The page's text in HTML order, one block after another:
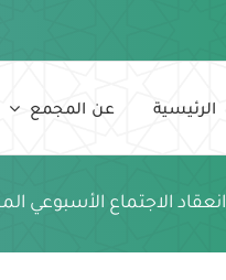
الرئيسية عن المجمع
انعقاد الاجتماع الأسبوعي